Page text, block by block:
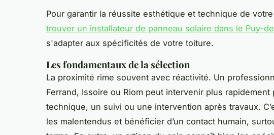
Pour garantir la réussite esthétique et technique de
trouver un installateur de panneau solaire dans le Puy-
s'adapter aux spécificités de votre toiture.
Les fondamentaux de la sélection
La proximité rime souvent avec réactivité. Un
Ferrand, Issoire ou Riom peut intervenir plus rapidement
technique, un suivi ou une intervention après travaux.
les malentendus et bénéficier d’un contact humain,